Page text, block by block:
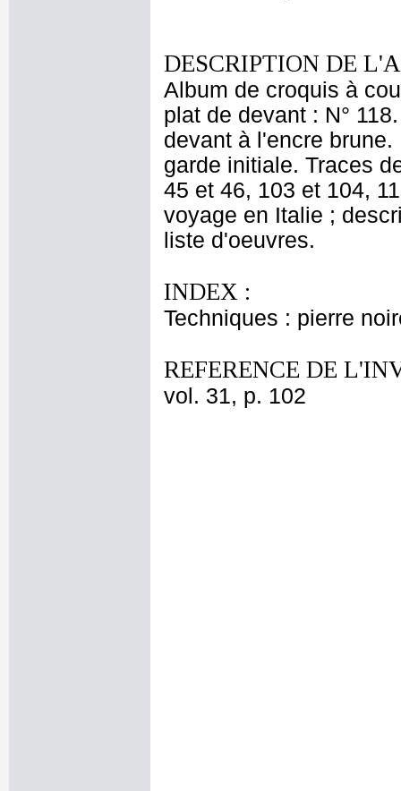
DESCRIPTION DE
Album de croquis à
plat de devant : N°
devant à l'encre
garde initiale. Traces
45 et 46, 103 et 104,
voyage en Italie ;
liste d'oeuvres.
INDEX :
Techniques : pierre
REFERENCE DE
vol. 31, p. 102